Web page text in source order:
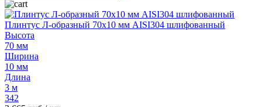
Плинтус Л-образный 70х10 мм AISI304 шлифованный
Высота
70 мм
Ширина
10 мм
Длина
3 м
342